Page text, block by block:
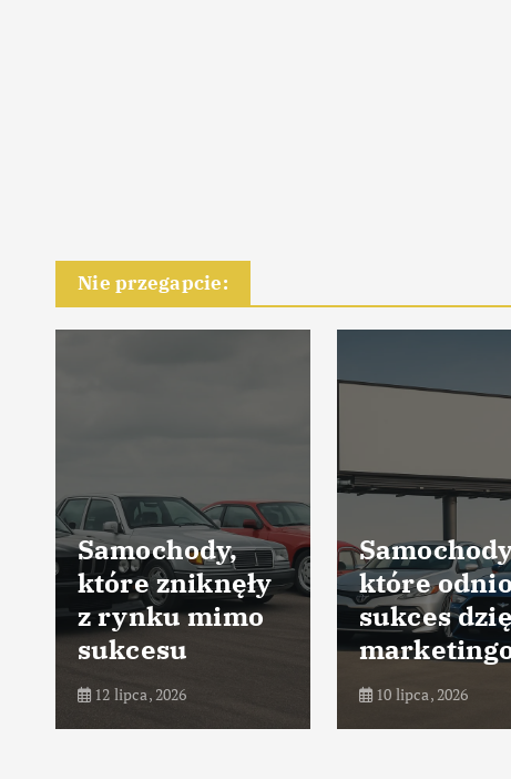
Nie przegapcie:
Samochody,
które zniknęły
z rynku mimo
sukcesu
12 lipca, 2026
które
sukces
10 lipca, 2026